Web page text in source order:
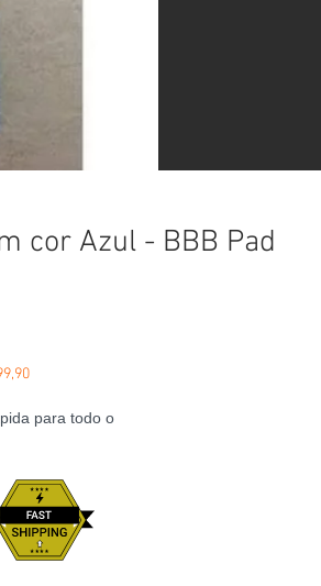
cor Azul - BBB Pad
para todo o